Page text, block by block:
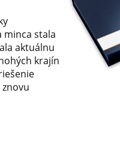
minca stala
aktuálnu
krajín